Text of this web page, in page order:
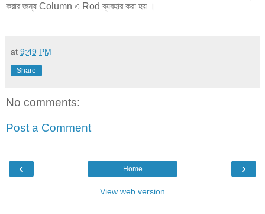
করার জন্য Column এ Rod ব্যবহার করা হয় ।
at 9:49 PM
Share
No comments:
Post a Comment
‹ ›
Home
View web version